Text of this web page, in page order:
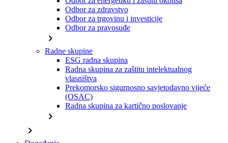
Odbor za zdravstvo
Odbor za trgovinu i investicije
Odbor za pravosuđe
chevron_right
Radne skupine
ESG radna skupina
Radna skupina za zaštitu intelektualnog
vlasništva
Prekomorsko sigurnosno savjetodavno vijeće
(OSAC)
Radna skupina za kartično poslovanje
chevron_right
chevron_right